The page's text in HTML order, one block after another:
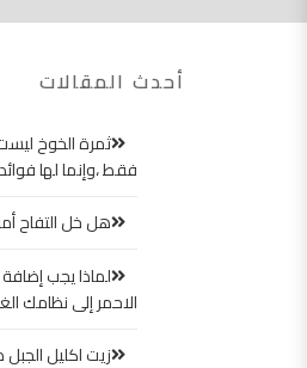
أحدث المقالات
ثمرة الخوخ
فقط ،وإنما لها
هل خل التفاح
لماذا يجب
الاحمر إلى نظامك
زيت اكليل